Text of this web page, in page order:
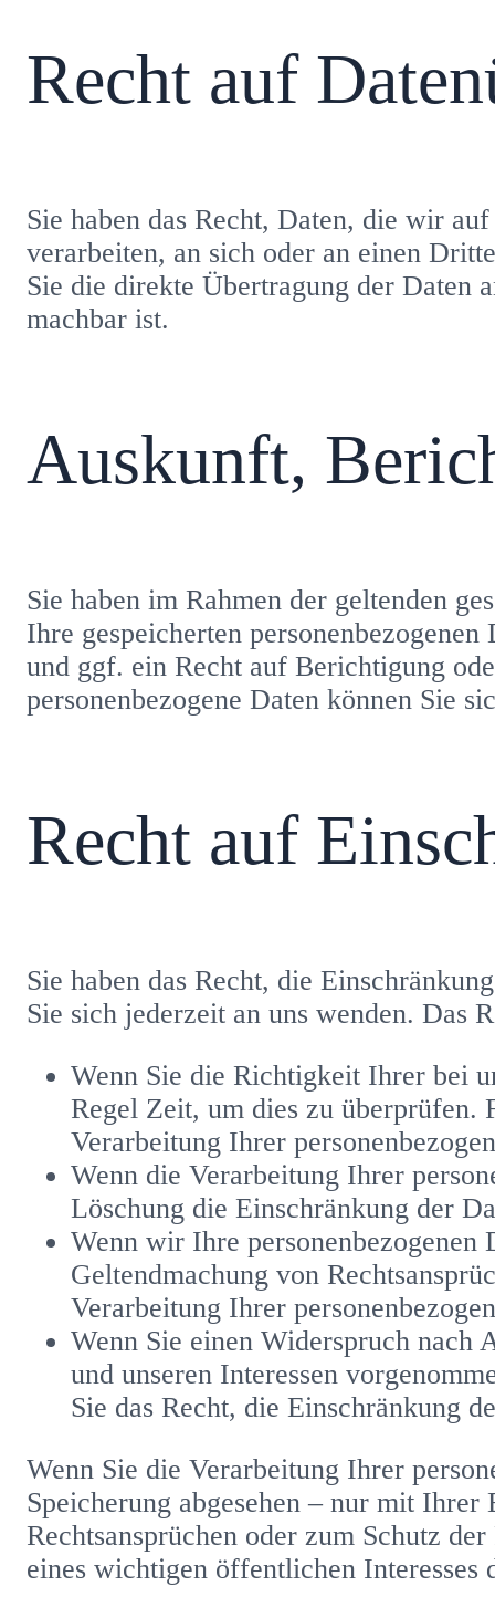
Recht auf
Sie haben das Recht, Daten, die wir
verarbeiten, an sich oder an einen
Sie die direkte Übertragung der Daten
machbar ist.
Auskunft,
Sie haben im Rahmen der geltenden
Ihre gespeicherten
und ggf. ein Recht auf Berichtigung
personenbezogene Daten können Sie
Recht auf
Sie haben das Recht, die
Sie sich jederzeit an uns wenden. Das
Wenn Sie die Richtigkeit Ihrer bei
Regel Zeit, um dies zu überprüfen.
Verarbeitung Ihrer
Wenn die Verarbeitung Ihrer
Löschung die Einschränkung der
Wenn wir Ihre
Geltendmachung von
Verarbeitung Ihrer
Wenn Sie einen Widerspruch nach
und unseren Interessen
Sie das Recht, die Einschränkung
Wenn Sie die Verarbeitung Ihrer
Speicherung abgesehen – nur mit
Rechtsansprüchen oder zum Schutz
eines wichtigen öffentlichen